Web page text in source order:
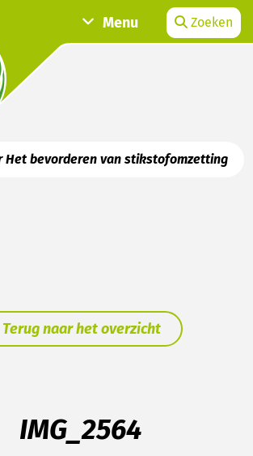
Menu Zoeken
Het bevorderen van stikstofomzetting
Terug naar het overzicht
IMG_2564